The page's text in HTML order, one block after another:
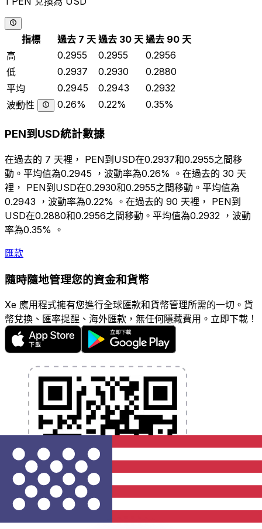
指標 過去 7 天 過去 30 天 過去 90 天
高
0.2955 0.2955
0.2956
低
0.2937 0.2930
0.2880
平均
0.2945 0.2943
0.2932
波動性
0.26% 0.22% 0.35%
PEN到USD統計數據
在過去的 7 天裡， PEN到USD在0.2937和0.2955之間移
動。平均值為0.2945 ，波動率為0.26% 。在過去的 30 天
裡， PEN到USD在0.2930和0.2955之間移動。平均值為
0.2943 ，波動率為0.22% 。在過去的 90 天裡， PEN到
USD在0.2880和0.2956之間移動。平均值為0.2932 ，波動
率為0.35% 。
匯款
隨時隨地管理您的資金和貨幣
Xe 應用程式擁有您進行全球匯款和貨幣管理所需的一切。貨
幣兌換、匯率提醒、海外匯款，無任何隱藏費用。立即下載！